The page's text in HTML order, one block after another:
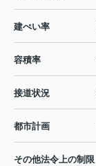
建ぺい率
容積率
接道状況
都市計画
その他法令上の制限